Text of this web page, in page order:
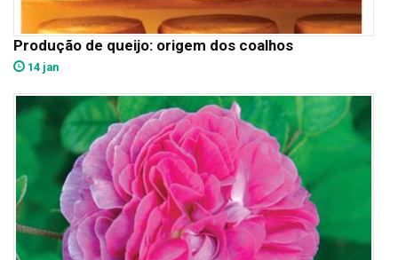
Produção de queijo: origem dos coalhos
14 jan